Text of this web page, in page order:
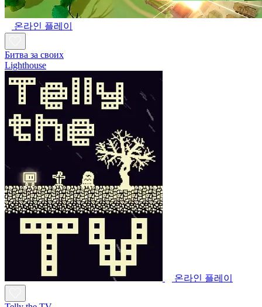
온라인 플레이
Битва за своих
Lighthouse
온라인 플레이